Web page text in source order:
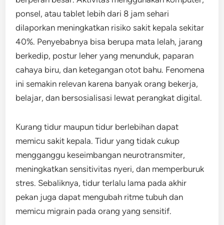
ponsel, atau tablet lebih dari 8 jam sehari
dilaporkan meningkatkan risiko sakit kepala sekitar
40%. Penyebabnya bisa berupa mata lelah, jarang
berkedip, postur leher yang menunduk, paparan
cahaya biru, dan ketegangan otot bahu. Fenomena
ini semakin relevan karena banyak orang bekerja,
belajar, dan bersosialisasi lewat perangkat digital.
Kurang tidur maupun tidur berlebihan dapat
memicu sakit kepala. Tidur yang tidak cukup
mengganggu keseimbangan neurotransmiter,
meningkatkan sensitivitas nyeri, dan memperburuk
stres. Sebaliknya, tidur terlalu lama pada akhir
pekan juga dapat mengubah ritme tubuh dan
memicu migrain pada orang yang sensitif.